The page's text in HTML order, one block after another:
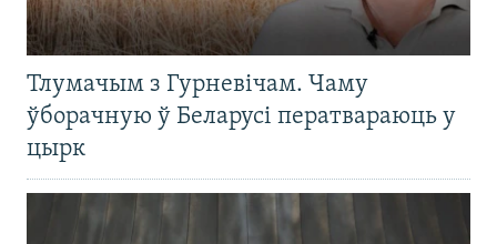
Тлумачым з Гурневічам. Чаму
ўборачную ў Беларусі ператвараюць у
цырк